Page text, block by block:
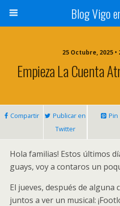
Blog Vigo
25 Octubre, 2025
Empieza La Cuenta
Compartir
Publicar en
Twitter
Pin
Hola familias! Estos últimos
guays, voy a contaros un
El jueves, después de alguna
juntos a ver un musical: